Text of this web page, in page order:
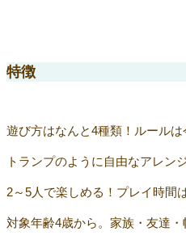
特徴
遊び方はなんと4種類！ルール
トランプのように自由なアレン
2～5人で楽しめる！プレイ時間
対象年齢4歳から。家族・友達